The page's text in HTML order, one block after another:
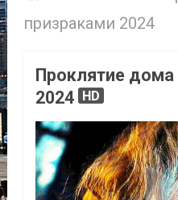
призраками 2024
Проклятие дома
2024 HD